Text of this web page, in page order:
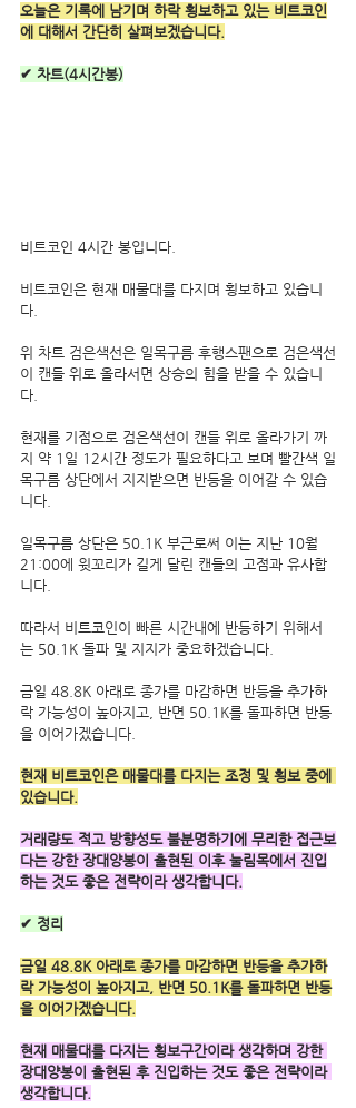
오늘은 기록에 남기며 하락 횡보하고 있는 비트코인
에 대해서 간단히 살펴보겠습니다.
✔ 차트(4시간봉)
비트코인 4시간 봉입니다.
비트코인은 현재 매물대를 다지며 횡보하고 있습니
다.
위 차트 검은색선은 일목구름 후행스팬으로 검은색선
이 캔들 위로 올라서면 상승의 힘을 받을 수 있습니
다.
현재를 기점으로 검은색선이 캔들 위로 올라가기 까
지 약 1일 12시간 정도가 필요하다고 보며 빨간색 일
목구름 상단에서 지지받으면 반등을 이어갈 수 있습
니다.
일목구름 상단은 50.1K 부근로써 이는 지난 10월
21:00에 윗꼬리가 길게 달린 캔들의 고점과 유사합
니다.
따라서 비트코인이 빠른 시간내에 반등하기 위해서
는 50.1K 돌파 및 지지가 중요하겠습니다.
금일 48.8K 아래로 종가를 마감하면 반등을 추가하
락 가능성이 높아지고, 반면 50.1K를 돌파하면 반등
을 이어가겠습니다.
현재 비트코인은 매물대를 다지는 조정 및 횡보 중에
있습니다.
거래량도 적고 방향성도 불분명하기에 무리한 접근보
다는 강한 장대양봉이 출현된 이후 눌림목에서 진입
하는 것도 좋은 전략이라 생각합니다.
✔ 정리
금일 48.8K 아래로 종가를 마감하면 반등을 추가하
락 가능성이 높아지고, 반면 50.1K를 돌파하면 반등
을 이어가겠습니다.
현재 매물대를 다지는 횡보구간이라 생각하며 강한
장대양봉이 출현된 후 진입하는 것도 좋은 전략이라
생각합니다.